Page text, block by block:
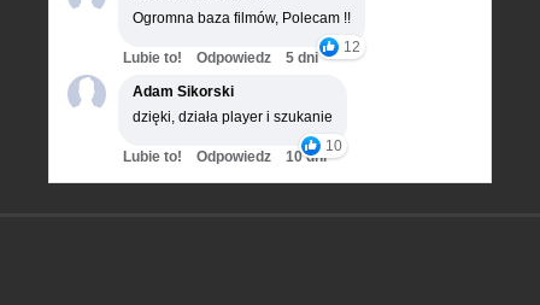
Ogromna baza filmów, Polecam !!
12
Lubie to! Odpowiedz
5 dni
Adam Sikorski
dzięki, działa player i szukanie
10
Lubie to! Odpowiedz 10 dni